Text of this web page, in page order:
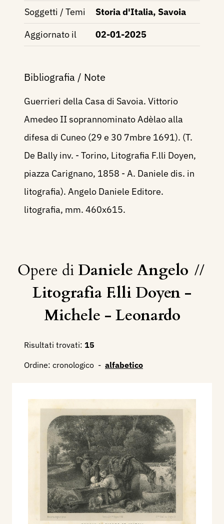
Soggetti / Temi
Storia d'Italia, Savoia
Aggiornato il
02-01-2025
Bibliografia / Note
Guerrieri della Casa di Savoia. Vittorio
Amedeo II soprannominato Adèlao alla
difesa di Cuneo (29 e 30 7mbre 1691). (T.
De Bally inv. - Torino, Litografia F.lli Doyen,
piazza Carignano, 1858 - A. Daniele dis. in
litografia). Angelo Daniele Editore.
litografia, mm. 460x615.
Opere diDaniele Angelo //
Litografia F.lli Doyen -
Michele - Leonardo
Risultati trovati: 15
Ordine: cronologico - alfabetico